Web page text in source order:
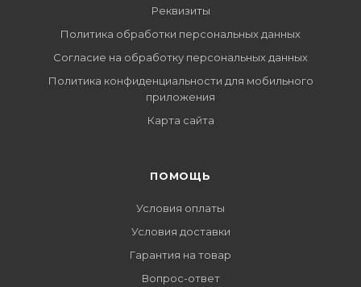
Реквизиты
Политика обработки персональных данных
Согласие на обработку персональных данных
Политика конфиденциальности для мобильного
приложения
Карта сайта
ПОМОЩЬ
Условия оплаты
Условия доставки
Гарантия на товар
Вопрос-ответ